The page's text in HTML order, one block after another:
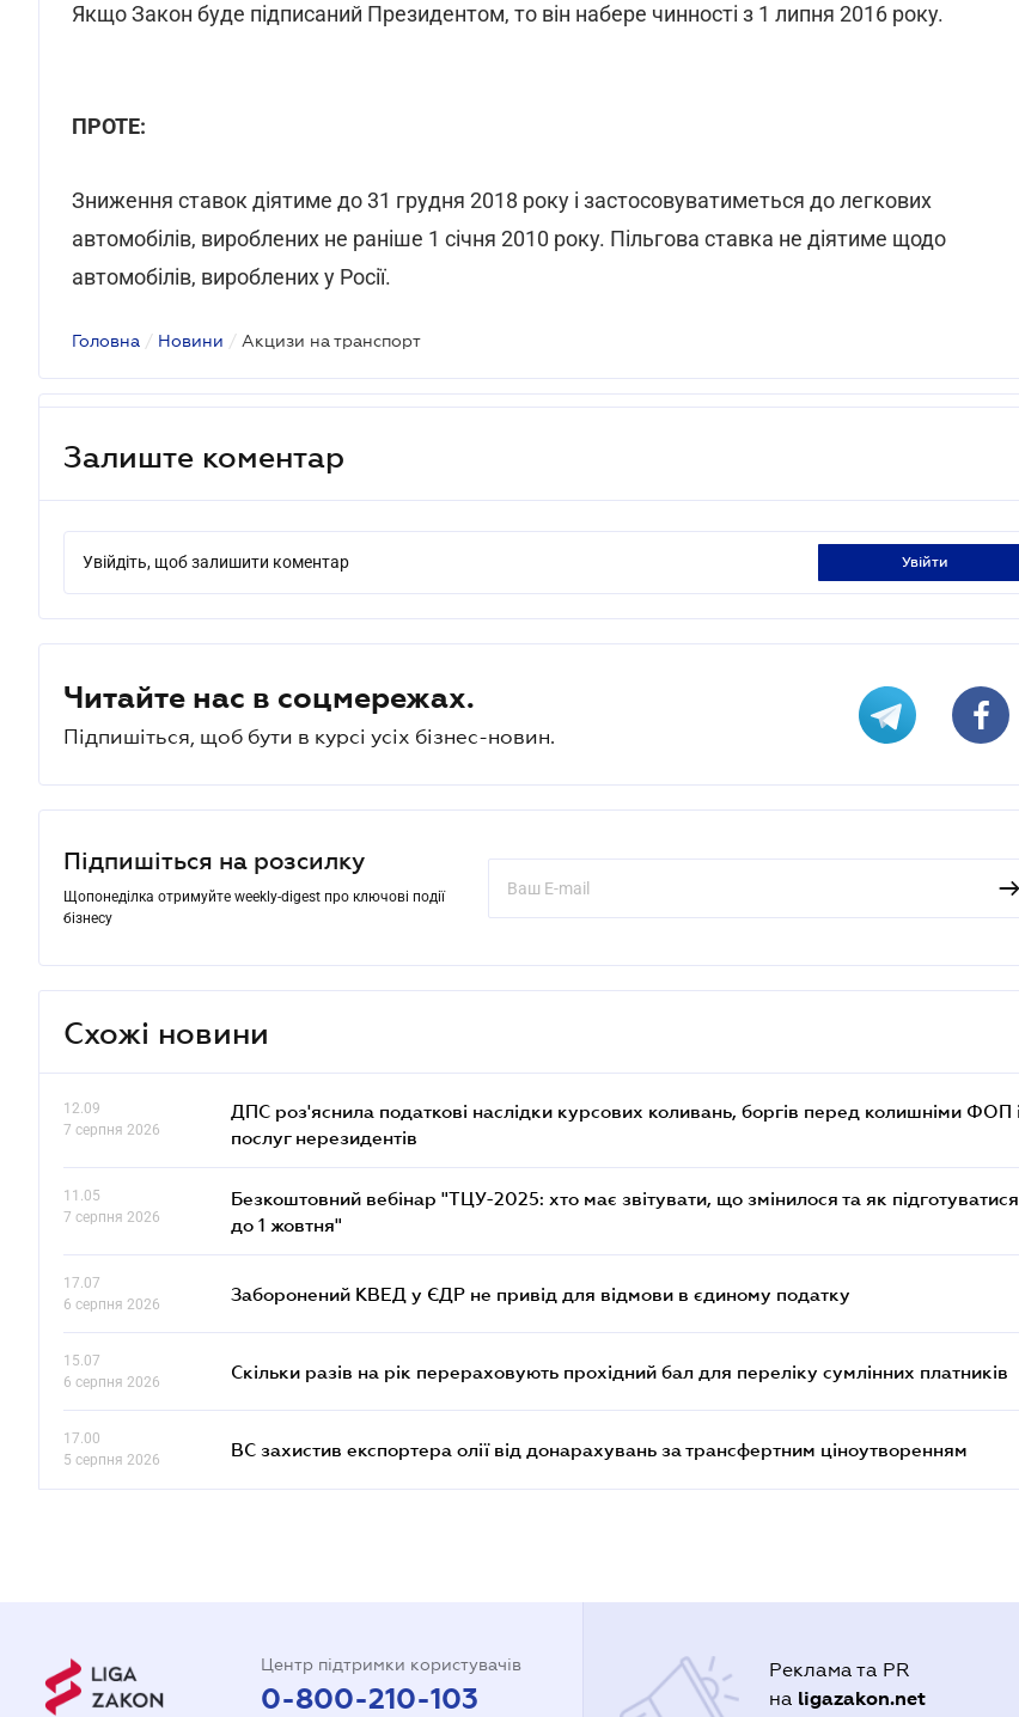
Якщо Закон буде підписаний Президентом, то він набере чинності з 1 липня 2016 року.
ПРОТЕ:
Зниження ставок діятиме до 31 грудня 2018 року і застосовуватиметься до легкових
автомобілів, вироблених не раніше 1 січня 2010 року. Пільгова ставка не діятиме щодо
автомобілів, вироблених у Росії.
Головна / Новини / Акцизи на транспорт
Залиште коментар
Увійдіть, щоб залишити коментар увійти
Читайте нас в соцмережах.
Підпишіться, щоб бути в курсі усіх бізнес-новин.
Підпишіться на розсилку
Щопонеділка отримуйте weekly-digest про ключові події
бізнесу
Схожі новини
12.09
7 серпня 2026
ДПС роз'яснила податкові наслідки курсових коливань, боргів перед колишніми ФОП і
послуг нерезидентів
11.05
7 серпня 2026
Безкоштовний вебінар "ТЦУ-2025: хто має звітувати, що змінилося та як підготуватися
до 1 жовтня"
17.07
6 серпня 2026
Заборонений КВЕД у ЄДР не привід для відмови в єдиному податку
15.07
6 серпня 2026
Скільки разів на рік перераховують прохідний бал для переліку сумлінних платників
17.00
5 серпня 2026
ВС захистив експортера олії від донарахувань за трансфертним ціноутворенням
Центр підтримки користувачів
0-800-210-103
Реклама та PR
на ligazakon.net